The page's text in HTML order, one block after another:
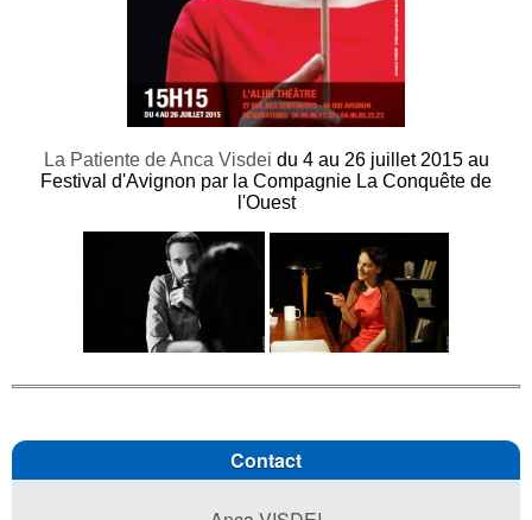
La Patiente de Anca Visdei du 4 au 26 juillet 2015 au
Festival d'Avignon par la Compagnie La Conquête de
l'Ouest
Contact